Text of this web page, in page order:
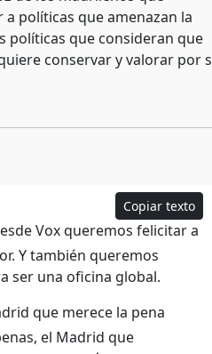
políticas que amenazan la
políticas que consideran que
conservar y valorar por
Copiar texto
Vox queremos felicitar a
Y también queremos
ser una oficina global.
que merece la pena
el Madrid que